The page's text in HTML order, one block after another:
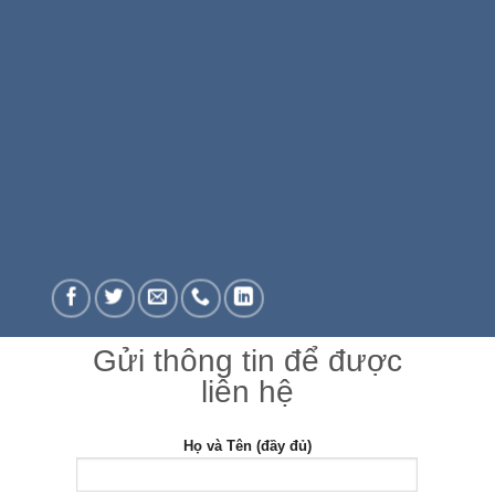
Gửi thông tin để được
liên hệ
Họ và Tên (đầy đủ)